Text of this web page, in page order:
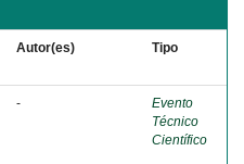
Autor(es) Tipo
-
Evento
Técnico
Científico